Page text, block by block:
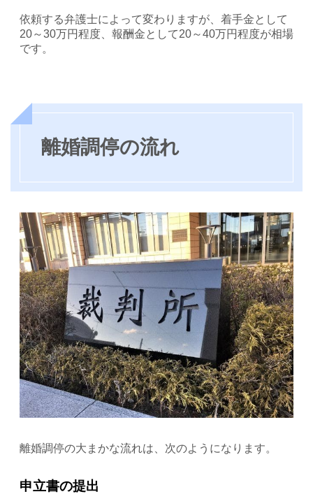
依頼する弁護士によって変わりますが、着手金として
20～30万円程度、報酬金として20～40万円程度が相場
です。
離婚調停の流れ
離婚調停の大まかな流れは、次のようになります。
申立書の提出